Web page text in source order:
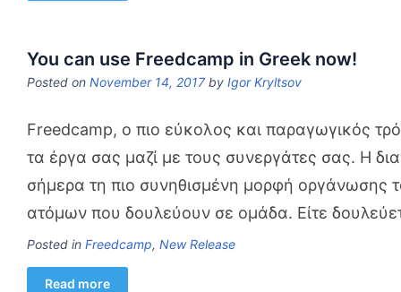
You can use Freedcamp in Greek now!
Posted on November 14, 2017by Igor Kryltsov
Freedcamp, ο πιο εύκολος και παραγωγικός
τα έργα σας μαζί με τους συνεργάτες σας. Η
σήμερα τη πιο συνηθισμένη μορφή οργάνωσης
ατόμων που δουλεύουν σε ομάδα. Είτε
Posted in Freedcamp, New Release
Read more